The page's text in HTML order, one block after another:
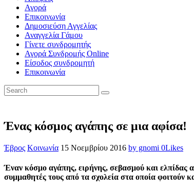
Αγορά
Επικοινωνία
Δημοσιεύση Αγγελίας
Αναγγελία Γάμου
Γίνετε συνδρομητής
Αγορά Συνδρομής Online
Είσοδος συνδρομητή
Επικοινωνία
Ένας κόσμος αγάπης σε μια αφίσα!
Έβρος Κοινωνία 15 Νοεμβρίου 2016 by gnomi 0Likes
Έναν κόσμο αγάπης, ειρήνης, σεβασμού και ελπίδας
συμμαθητές τους από τα σχολεία στα οποία φοιτούν